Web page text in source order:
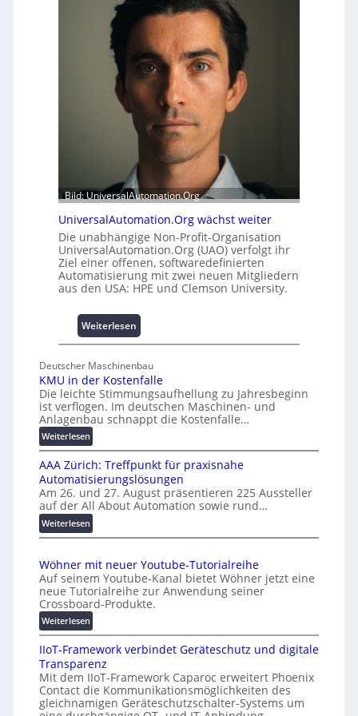
t
a
t
b
a
u
h
e
m
m
n
i
s
e
c
h
a
f
f
m
d
u
l
e
i
0
u
n
d
4
0
A
Bild: UniversalAutomation.Org
UniversalAutomation.Org wächst weiter
Die unabhängige Non-Profit-Organisation
UniversalAutomation.Org (UAO) verfolgt ihr
Ziel einer offenen, softwaredefinierten
Automatisierung mit zwei neuen Mitgliedern
aus den USA: HPE und Clemson University.
Weiterlesen:
U
i
v
e
r
l
A
u
t
m
t
i
o
O
g
w
ä
Deutscher Maschinenbau
KMU in der Kostenfalle
Die leichte Stimmungsaufhellung zu Jahresbeginn
ist verflogen. Im deutschen Maschinen- und
Anlagenbau schnappt die Kostenfalle…
Weiterlesen:
K
M
U
i
n
d
e
K
o
s
t
e
n
f
a
l
l
e
AAA Zürich: Treffpunkt für praxisnahe
Automatisierungslösungen
Am 26. und 27. August präsentieren 225 Aussteller
auf der All About Automation sowie rund…
Weiterlesen:
A
A
Z
ü
r
i
c
h
:
T
r
e
Wöhner mit neuer Youtube-Tutorialreihe
Auf seinem Youtube-Kanal bietet Wöhner jetzt eine
neue Tutorialreihe zur Anwendung seiner
Crossboard-Produkte.
Weiterlesen:
W
ö
h
n
e
r
IIoT-Framework verbindet Geräteschutz und digitale
Transparenz
Mit dem IIoT-Framework Caparoc erweitert Phoenix
Contact die Kommunikationsmöglichkeiten des
gleichnamigen Geräteschutzschalter-Systems um